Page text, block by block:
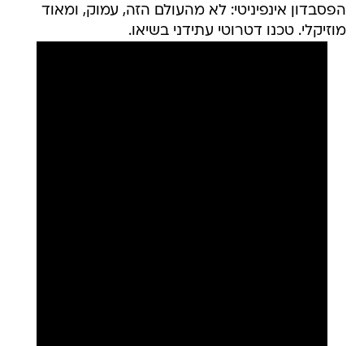
הפסבדון אינפיניטי: לא מהעולם הזה, עמוק, ומאוד
מוזיקלי. טכנו דטרוטי עתידני בשיאו.